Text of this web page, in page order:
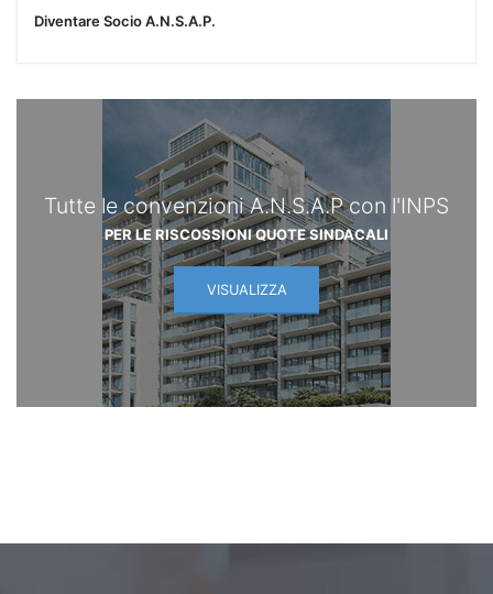
Diventare Socio A.N.S.A.P.
Tutte le convenzioni A.N.S.A.P con l'INPS
PER LE RISCOSSIONI QUOTE SINDACALI
VISUALIZZA